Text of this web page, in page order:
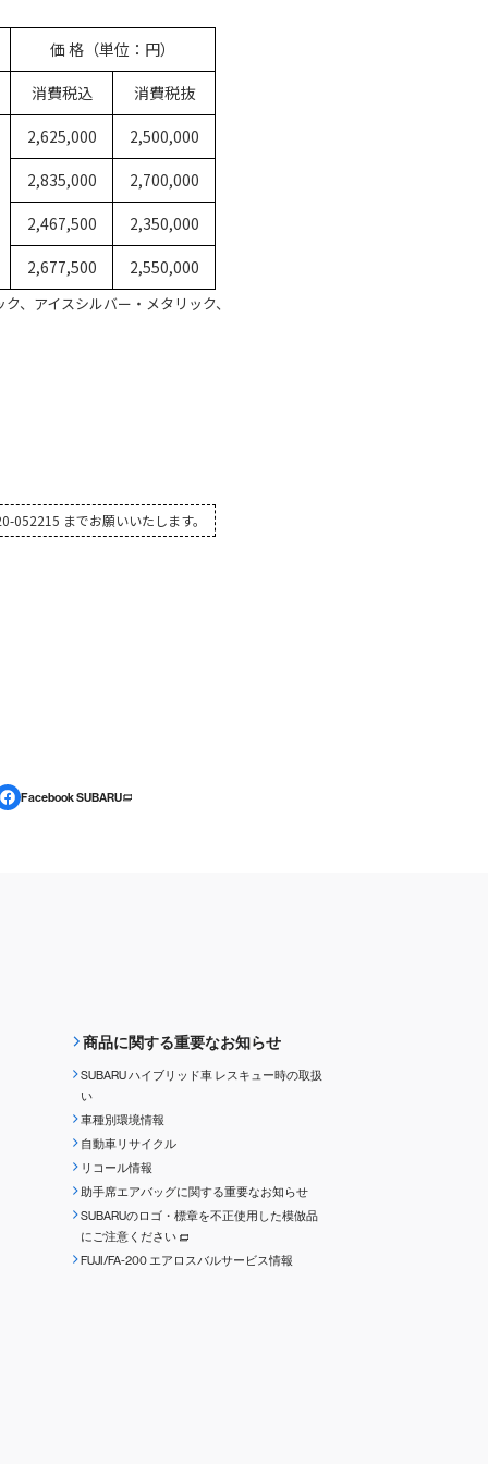
価 格（単位：円）
消費税込
消費税抜
2,625,000
2,500,000
2,835,000
2,700,000
2,467,500
2,350,000
2,677,500
2,550,000
、アイスシルバー・メタリック、
052215 までお願いいたします。
Facebook SUBARU
商品に関する重要なお知らせ
SUBARU ハイブリッド車 レスキュー時の取扱
い
車種別環境情報
自動車リサイクル
リコール情報
助手席エアバッグに関する重要なお知らせ
SUBARUのロゴ・標章を不正使用した模倣品
にご注意ください
FUJI/FA-200 エアロスバルサービス情報